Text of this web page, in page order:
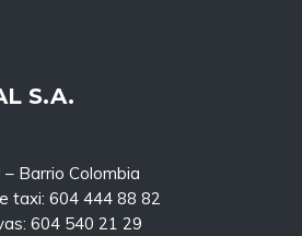
S.A.
Barrio Colombia
taxi: 604 444 88 82
604 540 21 29